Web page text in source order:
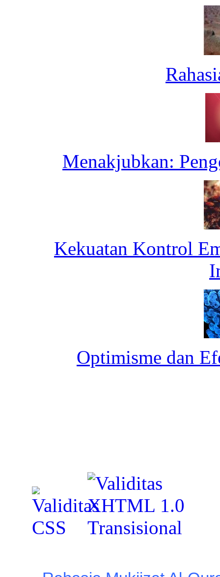
Menakjubkan:
Kekuatan Kontrol
Optimisme dan